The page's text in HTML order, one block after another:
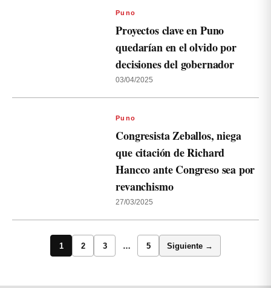
Puno
Proyectos clave en Puno
quedarían en el olvido por
decisiones del gobernador
03/04/2025
Puno
Congresista Zeballos, niega
que citación de Richard
Hancco ante Congreso sea por
revanchismo
27/03/2025
1 2 3 … 5 Siguiente →